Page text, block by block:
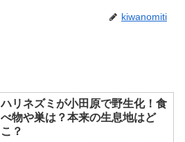
kiwanomiti
ハリネズミが小田原で野生化！食
べ物や巣は？本来の生息地はど
こ？